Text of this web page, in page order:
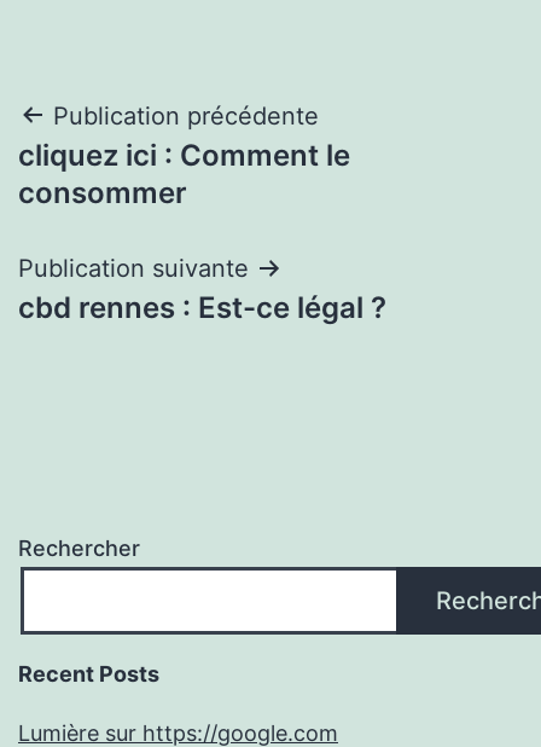
Navigation
de
Publication précédente
cliquez ici : Comment le
consommer
Publication suivante
cbd rennes : Est-ce légal ?
Rechercher
Recent Posts
Lumière sur https://google.com